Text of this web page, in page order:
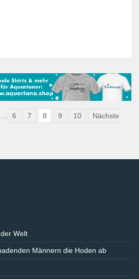
6 7 8 9 10
Nächste
Welt
Männern die Hoden ab